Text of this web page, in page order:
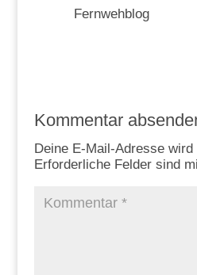
Fernwehblog
Kommentar
Deine E-Mail-Adresse
Erforderliche Felder sind